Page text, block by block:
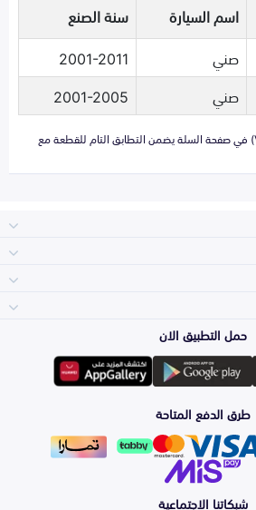
اسم السيارة
سنة الصنع
صني
2001-2011
صني 2001-2005
تزويدنا برقم الهيكل (VIN) في صفحة السلة يضمن التطابق التام للقطعة مع
المكائن، القيرات
وملحقاتها
الشمعات
والاصطبات (الاضاءة)
الفرامل والأقمشة
لوازم الرحلات
اكسسوارات العناية
الأكثر مبيعاً
التلميع والعناية
تويوتا
هيونداي
كيا
حمل التطبيق الان
طرق الدفع المتاحة
شبكاتنا الاجتماعية